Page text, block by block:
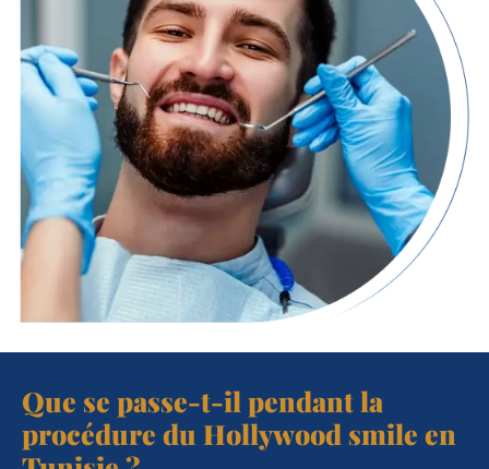
Que se passe-t-il pendant la
procédure du Hollywood smile en